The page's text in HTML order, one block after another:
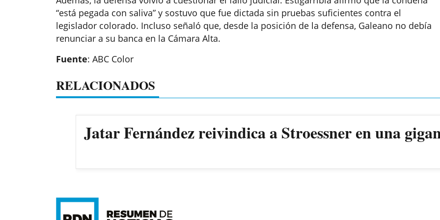
“está pegada con saliva” y sostuvo que fue dictada sin pruebas suficientes contra el
legislador colorado. Incluso señaló que, desde la posición de la defensa, Galeano no debía
renunciar a su banca en la Cámara Alta.
Fuente: ABC Color
RELACIONADOS
Jatar Fernández reivindica a Stroessner en una